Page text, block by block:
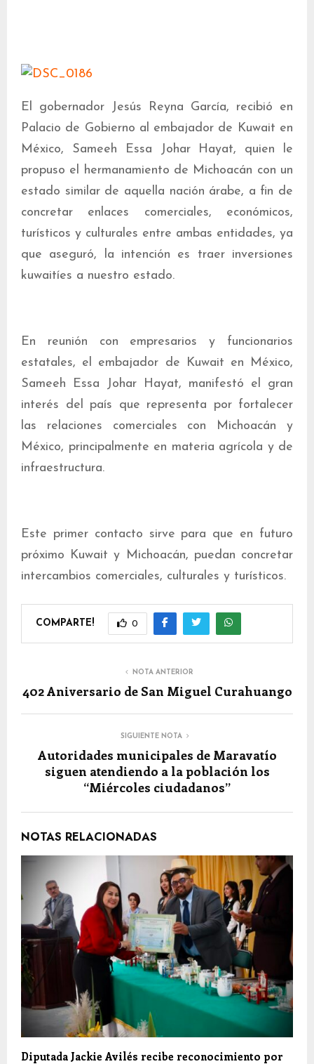
El gobernador Jesús Reyna García, recibió en
Palacio de Gobierno al embajador de Kuwait en
México, Sameeh Essa Johar Hayat, quien le
propuso el hermanamiento de Michoacán con un
estado similar de aquella nación árabe, a fin de
concretar enlaces comerciales, económicos,
turísticos y culturales entre ambas entidades, ya
que aseguró, la intención es traer inversiones
kuwaitíes a nuestro estado.
En reunión con empresarios y funcionarios
estatales, el embajador de Kuwait en México,
Sameeh Essa Johar Hayat, manifestó el gran
interés del país que representa por fortalecer
las relaciones comerciales con Michoacán y
México, principalmente en materia agrícola y de
infraestructura.
Este primer contacto sirve para que en futuro
próximo Kuwait y Michoacán, puedan concretar
intercambios comerciales, culturales y turísticos.
COMPARTE! 0
NOTA ANTERIOR
402 Aniversario de San Miguel Curahuango
SIGUIENTE NOTA
Autoridades municipales de Maravatío
siguen atendiendo a la población los
“Miércoles ciudadanos”
NOTAS RELACIONADAS
Diputada Jackie Avilés recibe reconocimiento por